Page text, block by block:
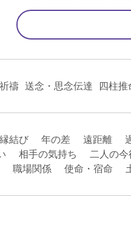
禱 送念・思念伝達 四柱
び 年の差 遠距離 過
相手の気持ち 二人の
職場関係 使命・宿命